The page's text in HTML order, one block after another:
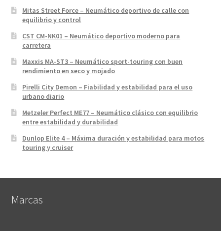
Mitas Street Force – Neumático deportivo de calle con
equilibrio y control
CST CM-NK01 – Neumático deportivo moderno para
carretera
Maxxis MA-ST3 – Neumático sport-touring con buen
rendimiento en seco y mojado
Pirelli City Demon – Fiabilidad y estabilidad para el uso
urbano diario
Metzeler Perfect ME77 – Neumático clásico con equilibrio
entre estabilidad y durabilidad
Dunlop Elite 4 – Máxima duración y estabilidad para motos
touring y cruiser
Marcas